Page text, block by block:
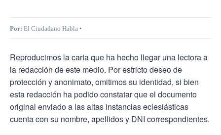
Por: El Ciudadano Habla •
Reproducimos la carta que ha hecho llegar una lectora a
la redacción de este medio. Por estricto deseo de
protección y anonimato, omitimos su identidad, si bien
esta redacción ha podido constatar que el documento
original enviado a las altas instancias eclesiásticas
cuenta con su nombre, apellidos y DNI correspondientes.